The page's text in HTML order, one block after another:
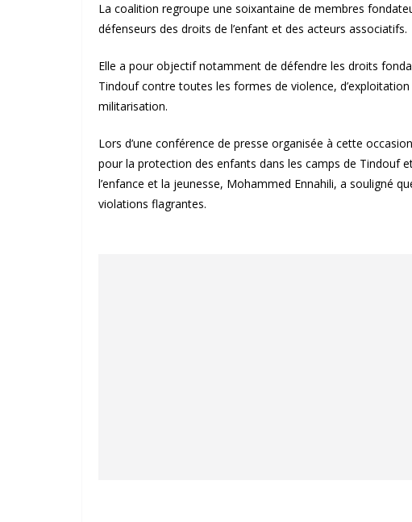
La coalition regroupe une soixantaine de membres
défenseurs des droits de l’enfant et des acteurs associatifs.
Elle a pour objectif notamment de défendre les droits
Tindouf contre toutes les formes de violence,
militarisation.
Lors d’une conférence de presse organisée à cette
pour la protection des enfants dans les camps de Tindouf
l’enfance et la jeunesse, Mohammed Ennahili, a souligné
violations flagrantes.